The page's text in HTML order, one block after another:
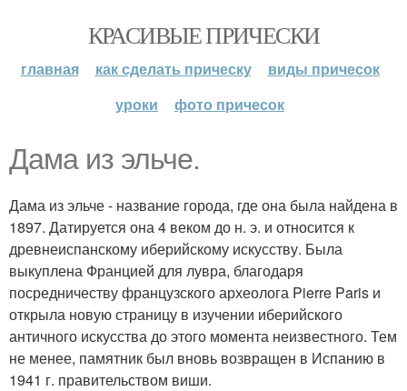
КРАСИВЫЕ ПРИЧЕСКИ
главная как сделать прическу
виды причесок
уроки
фото причесок
Дама из эльче.
Дама из эльче - название города, где она была найдена в
1897. Датируется она 4 веком до н. э. и относится к
древнеиспанскому иберийскому искусству. Была
выкуплена Францией для лувра, благодаря
посредничеству французского археолога Pierre Paris и
открыла новую страницу в изучении иберийского
античного искусства до этого момента неизвестного. Тем
не менее, памятник был вновь возвращен в Испанию в
1941 г. правительством виши.